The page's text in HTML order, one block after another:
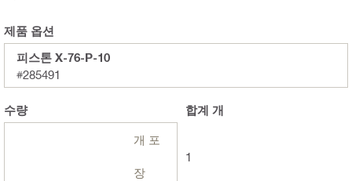
제품 옵션
피스톤 X-76-P-10
#285491
수량
개 포
장
합계 개
1